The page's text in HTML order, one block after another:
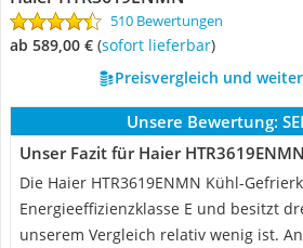
510 Bewertungen
ab 589,00 € ( Sofort lieferbar)
Preisvergleich und
Unsere Bewertung:
Unser Fazit für Haier
Die Haier HTR3619ENMN Kühl-
Energieeffizienzklasse E und besitzt
unserem Vergleich relativ wenig ist.